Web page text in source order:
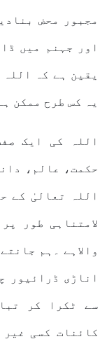
مجبور محض
اور جہنم میں
یقین ہے کہ
یہ کس طرح ممکن
اللہ کی ایک
حکمت، عالم،
اللہ تعالیٰ کے
لامتناہی طور
والاہے ۔ہم
اناڑی ڈرائیور
سے ٹکرا کر
کائنات کسی